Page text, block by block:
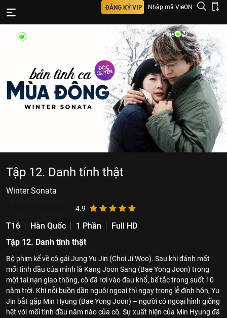
ĐĂNG KÝ VIP Nhập mã VieON
Tập 12. Danh tính thật
Winter Sonata
4.9
T16 Hàn Quốc 1 Phần
Full HD
Tập 12. Danh tính thật
Bộ phim kể về cô gái Jung Yu Jin (Choi Ji Woo). Sau khi đánh mất
mối tình đầu của mình là Kang Joon Sang (Bae Yong Joon) trong
một tai nạn giao thông, cô đã rơi vào đau khổ, bế tắc trong suốt 10
năm trời. Khi nỗi buồn dần nguôi ngoai thì ngay trong lễ đính hôn, Yu
Jin bắt gặp Min Hyung (Bae Yong Joon) – người có ngoại hình giống
hệt với mối tình đầu năm nào của cô. Sự xuất hiện của Min Hyung đã